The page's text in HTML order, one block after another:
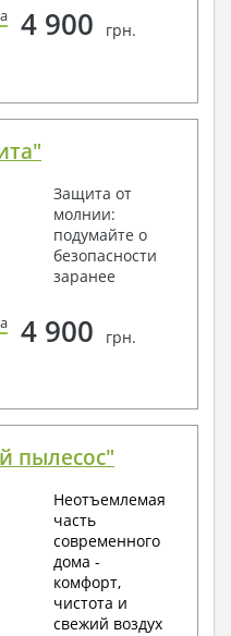
4 900 грн.
Защита от
молнии:
подумайте о
безопасности
заранее
4 900 грн.
пылесос"
Неотъемлемая
часть
современного
дома -
комфорт,
чистота и
свежий воздух